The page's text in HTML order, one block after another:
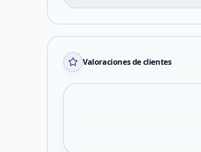
Valoraciones de clientes